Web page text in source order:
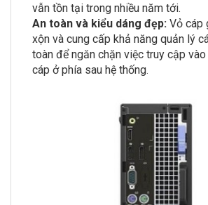
vẫn tồn tại trong nhiều năm tới.
An toàn và kiểu dáng đẹp: Vỏ cáp
xộn và cung cấp khả năng quản lý
toàn để ngăn chặn việc truy cập
cáp ở phía sau hệ thống